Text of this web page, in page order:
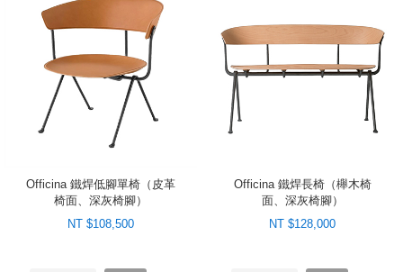
Officina 鐵焊低腳單椅（皮革
椅面、深灰椅腳）
NT $108,500
Officina 鐵焊長椅（櫸木椅
面、深灰椅腳）
NT $128,000